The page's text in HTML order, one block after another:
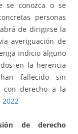
se conozca o se
personas
de dirigirse la
averiguación de
indicio alguno
en la herencia
fallecido sin
con derecho a la
2022
de derecho